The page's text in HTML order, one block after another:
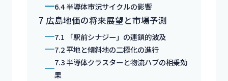
6.4半導体市況サイクルの影響
7 広島地価の将来展望と市場予測
7.1 「駅前シナジー」の連鎖的波及
7.2平地と傾斜地の二極化の進行
7.3半導体クラスターと物流ハブの相乗効
果